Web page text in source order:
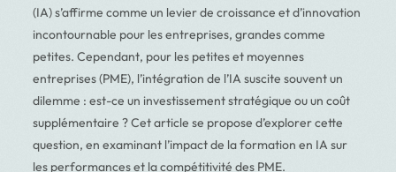
(IA) s’affirme comme un levier de croissance et d’innovation
incontournable pour les entreprises, grandes comme
petites. Cependant, pour les petites et moyennes
entreprises (PME), l’intégration de l’IA suscite souvent un
dilemme : est-ce un investissement stratégique ou un coût
supplémentaire ? Cet article se propose d’explorer cette
question, en examinant l’impact de la formation en IA sur
les performances et la compétitivité des PME.